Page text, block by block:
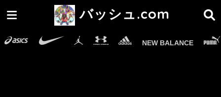
バッシュ.com
NEW BALANCE